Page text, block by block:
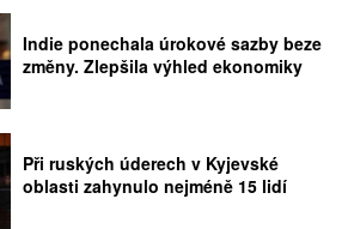
Indie ponechala úrokové sazby beze
změny. Zlepšila výhled ekonomiky
Při ruských úderech v Kyjevské
oblasti zahynulo nejméně 15 lidí